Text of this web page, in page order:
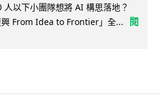
人以下小團隊想將 AI 構思落地？
興 From Idea to Frontier」全...
閱